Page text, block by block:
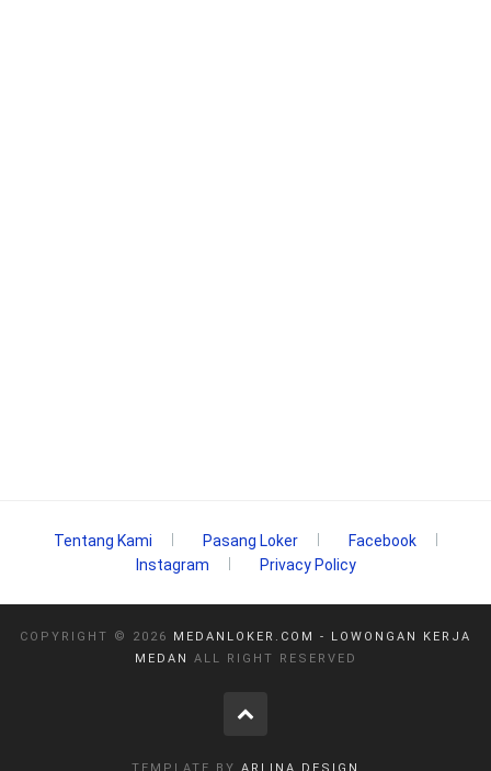
Tentang Kami Pasang Loker
Facebook
Instagram
Privacy Policy
COPYRIGHT © 2026
MEDANLOKER.COM - LOWONGAN KERJA
MEDAN
ALL RIGHT RESERVED